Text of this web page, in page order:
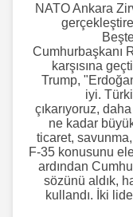
NATO Ankara
karşısına
Trump,
iyi.
çıkarıyoruz,
ne kadar
ticaret,
F-35 konusunu
ardından
sözünü
kullandı. İki